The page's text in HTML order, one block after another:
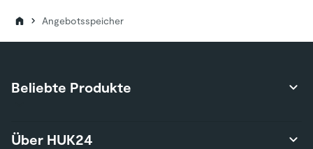
Angebotsspeicher
Beliebte Produkte
Produktübersicht
Über HUK24